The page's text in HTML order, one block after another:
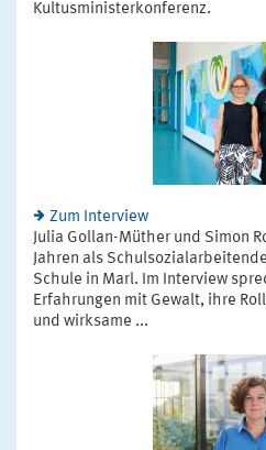
Kultusministerkonferenz.
Zum Interview
Julia Gollan-Müther und Simon
Jahren als
Schule in Marl. Im Interview
Erfahrungen mit Gewalt, ihre
und wirksame ...